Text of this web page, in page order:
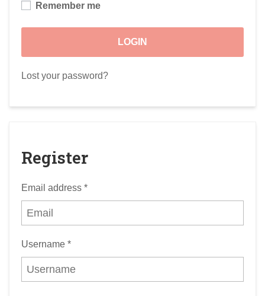
Remember me
LOGIN
Lost your password?
Register
Email address *
Username *